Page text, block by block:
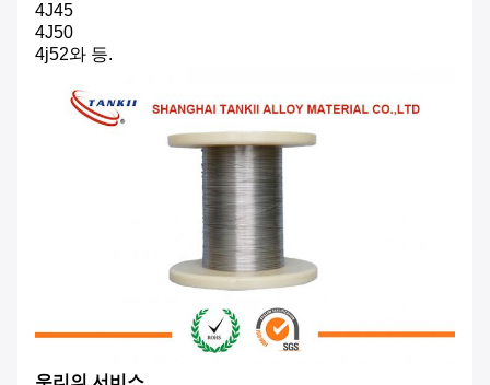
4J45
4J50
4j52와 등.